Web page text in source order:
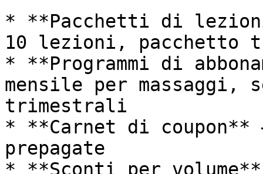
* **Pacchetti di
10 lezioni, pacchetto
* **Programmi di
mensile per
trimestrali
* **Carnet di
prepagate
* **Sconti per